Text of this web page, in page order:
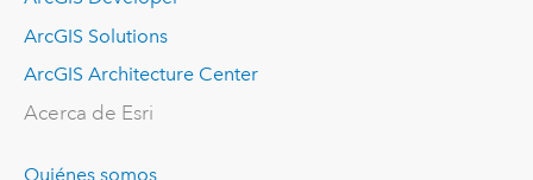
ArcGIS Solutions
ArcGIS Architecture Center
Acerca de Esri
Quiénes somos